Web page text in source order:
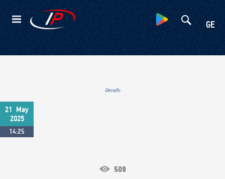
GE
Kateqoriyalar
Ətraflı
21
May
2025
14:25
509